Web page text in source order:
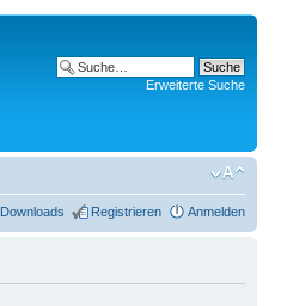
Erweiterte Suche
Downloads Registrieren Anmelden